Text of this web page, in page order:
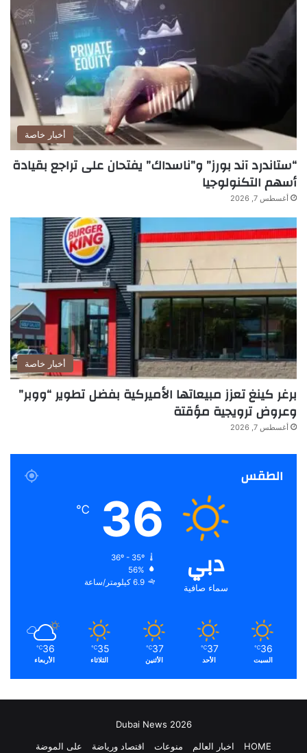
أخبار خاصة
“ستاندرد آند بورز” و”ناسداك” يفتحان على تراجع بقيادة
أسهم التكنولوجيا
أغسطس 7, 2026
أخبار خاصة
برغر كينغ تعزز مبيعاتها الأميركية بفضل تطوير “ووبر”
وعروض ترويجية مؤقتة
أغسطس 7, 2026
الطقس
دبي
سماء صافية
36
℃
36º - 35º
56%
6.9 كيلومتر/ساعة
36
℃
السبت
37
℃
الأحد
37
℃
الأثنين
35
℃
الثلاثاء
36
℃
الأربعاء
Dubai News 2026
HOME
اخبار العالم منوعات اقتصاد ورياضة على الموضة